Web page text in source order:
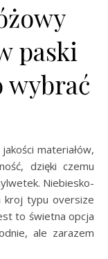
paski
wybrać
materiałów,
dzięki czemu
Niebiesko-
kroj typu oversize
to świetna opcja
ale zarazem